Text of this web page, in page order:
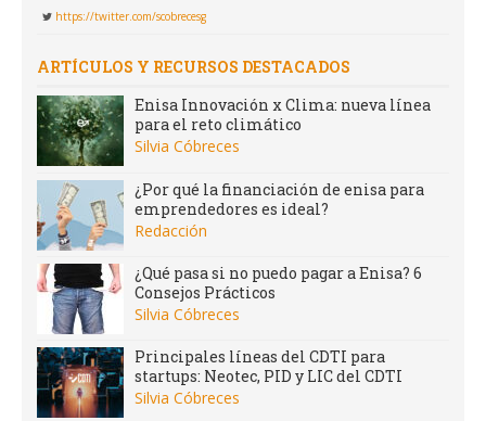
https://twitter.com/scobrecesg
ARTÍCULOS Y RECURSOS DESTACADOS
Enisa Innovación x Clima: nueva línea
para el reto climático
Silvia Cóbreces
¿Por qué la financiación de enisa para
emprendedores es ideal?
Redacción
¿Qué pasa si no puedo pagar a Enisa? 6
Consejos Prácticos
Silvia Cóbreces
Principales líneas del CDTI para
startups: Neotec, PID y LIC del CDTI
Silvia Cóbreces